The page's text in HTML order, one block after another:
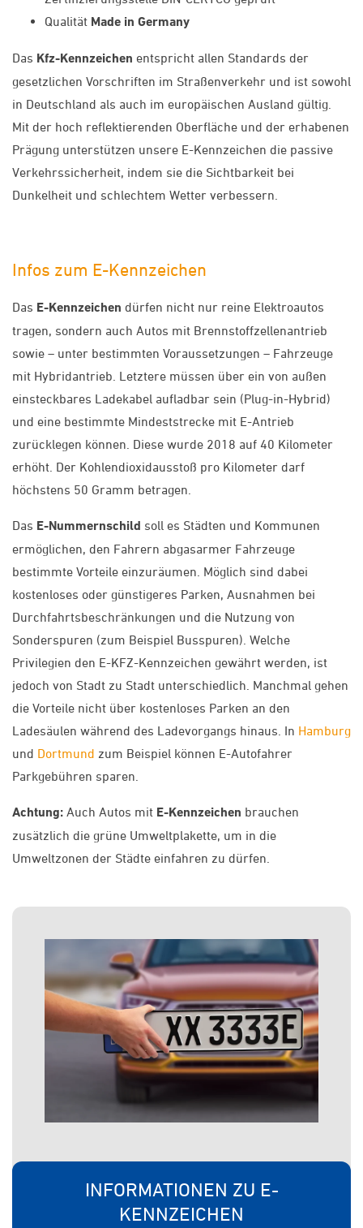
Qualität Made in Germany
Das Kfz-Kennzeichen entspricht allen Standards der
gesetzlichen Vorschriften im Straßenverkehr und ist sowohl
in Deutschland als auch im europäischen Ausland gültig.
Mit der hoch reflektierenden Oberfläche und der erhabenen
Prägung unterstützen unsere E-Kennzeichen die passive
Verkehrssicherheit, indem sie die Sichtbarkeit bei
Dunkelheit und schlechtem Wetter verbessern.
Infos zum E-Kennzeichen
Das E-Kennzeichen dürfen nicht nur reine Elektroautos
tragen, sondern auch Autos mit Brennstoffzellenantrieb
sowie – unter bestimmten Voraussetzungen – Fahrzeuge
mit Hybridantrieb. Letztere müssen über ein von außen
einsteckbares Ladekabel aufladbar sein (Plug-in-Hybrid)
und eine bestimmte Mindeststrecke mit E-Antrieb
zurücklegen können. Diese wurde 2018 auf 40 Kilometer
erhöht. Der Kohlendioxidausstoß pro Kilometer darf
höchstens 50 Gramm betragen.
Das E-Nummernschild soll es Städten und Kommunen
ermöglichen, den Fahrern abgasarmer Fahrzeuge
bestimmte Vorteile einzuräumen. Möglich sind dabei
kostenloses oder günstigeres Parken, Ausnahmen bei
Durchfahrtsbeschränkungen und die Nutzung von
Sonderspuren (zum Beispiel Busspuren). Welche
Privilegien den E-KFZ-Kennzeichen gewährt werden, ist
jedoch von Stadt zu Stadt unterschiedlich. Manchmal gehen
die Vorteile nicht über kostenloses Parken an den
Ladesäulen während des Ladevorgangs hinaus. In Hamburg
und Dortmund zum Beispiel können E-Autofahrer
Parkgebühren sparen.
Achtung: Auch Autos mit E-Kennzeichen brauchen
zusätzlich die grüne Umweltplakette, um in die
Umweltzonen der Städte einfahren zu dürfen.
INFORMATIONEN ZU E-
KENNZEICHEN